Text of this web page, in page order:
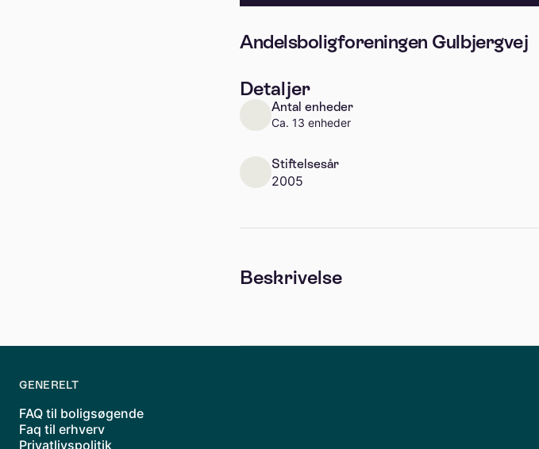
Andelsboligforeningen Gulbjergvej
Detaljer
Antal enheder
Ca. 13 enheder
Stiftelsesår
2005
Beskrivelse
GENERELT
FAQ til boligsøgende
Faq til erhverv
Privatlivspolitik